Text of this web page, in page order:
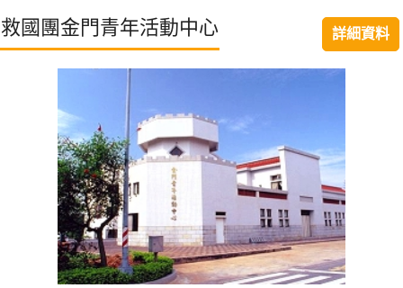
特
救國團金門青年活動中心 詳細資料